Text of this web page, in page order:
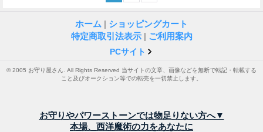
ホーム | ショッピングカート
特定商取引法表示 | ご利用案内
PCサイト
© 2005 お守り屋さん. All Rights Reserved 当サイトの文章、画像などを無断で転記・転載する
こと及びオークション等での転売を一切禁止します。
お守りやパワーストーンでは物足りない方へ▼
本場、西洋魔術の力をあなたに